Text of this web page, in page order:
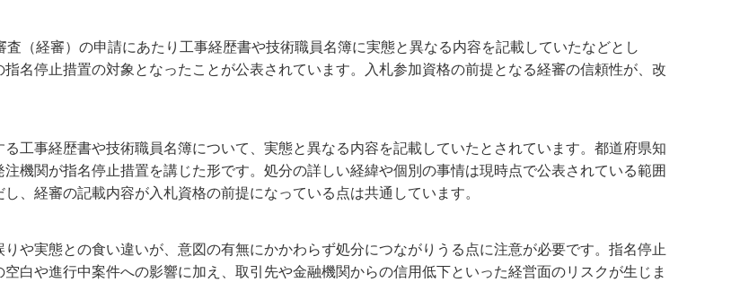
（経審）の申請にあたり工事経歴書や技術職員名簿に実態と異なる内容を記載していたなどとし
名停止措置の対象となったことが公表されています。入札参加資格の前提となる経審の信頼性が、改
工事経歴書や技術職員名簿について、実態と異なる内容を記載していたとされています。都道府県知
機関が指名停止措置を講じた形です。処分の詳しい経緯や個別の事情は現時点で公表されている範囲
、経審の記載内容が入札資格の前提になっている点は共通しています。
や実態との食い違いが、意図の有無にかかわらず処分につながりうる点に注意が必要です。指名停止
白や進行中案件への影響に加え、取引先や金融機関からの信用低下といった経営面のリスクが生じま